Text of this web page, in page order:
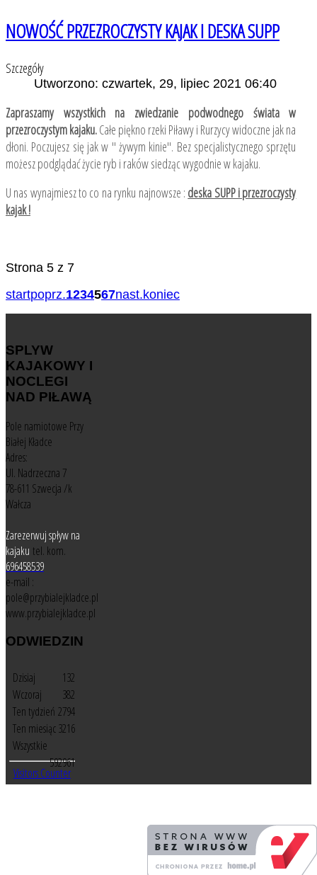
NOWOŚĆ PRZEZROCZYSTY KAJAK I DESKA SUPP
Szczegóły
Utworzono: czwartek, 29, lipiec 2021 06:40
Zapraszamy wszystkich na zwiedzanie podwodnego świata w
przezroczystym kajaku.Całe piękno rzeki Piławy i Rurzycy widoczne jak na
dłoni. Poczujesz się jak w " żywym kinie". Bez specjalistycznego sprzętu
możesz podglądać życie ryb i raków siedząc wygodnie w kajaku.
U nas wynajmiesz to co na rynku najnowsze : deska SUPP i przezroczysty
kajak !
Strona 5 z 7
startpoprz.1234567nast.koniec
SPLYW
KAJAKOWY I
NOCLEGI
NAD PIŁAWĄ
Pole namiotowe Przy
Białej Kładce
Adres:
Ul. Nadrzeczna 7
78-611 Szwecja /k
Wałcza
Zarezerwuj spływ na
kajaku tel. kom.
696458539
e-mail :
pole@przybialejkladce.pl
www.przybialejkladce.pl
ODWIEDZIN
Dzisiaj
Wczoraj
Ten tydzień
Ten miesiąc
Wszystkie
132
382
2794
3216
592961
Visitors Counter
nocleg pod dachem jak i na polu namiotowym do 300 miejsc.